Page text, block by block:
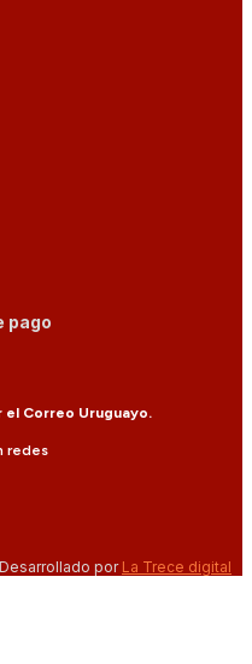
pago
el Correo Uruguayo.
redes
por La Trece digital